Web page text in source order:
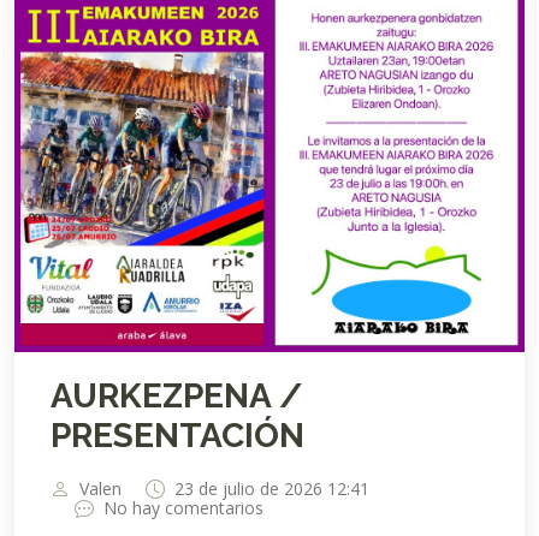
AURKEZPENA /
PRESENTACIÓN
Valen
23 de julio de 2026 12:41
No hay comentarios